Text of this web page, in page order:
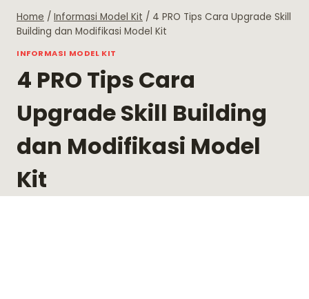
Home / Informasi Model Kit / 4 PRO Tips Cara Upgrade Skill
Building dan Modifikasi Model Kit
INFORMASI MODEL KIT
4 PRO Tips Cara
Upgrade Skill Building
dan Modifikasi Model
Kit